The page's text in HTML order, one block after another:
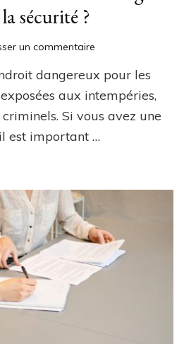
sécurité ?
un commentairesur
voiture
en
fourrière
:
dangereux pour les
aux intempéries,
Si vous avez une
est important …